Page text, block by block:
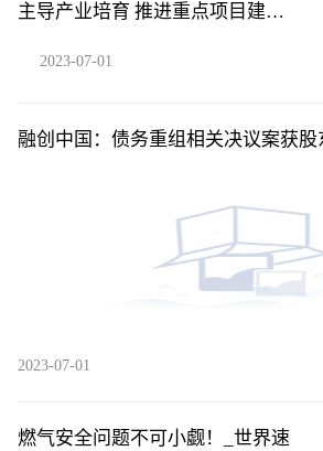
主导产业培育 推进重点项目建设
2023-07-01
融创中国：债务重组相关决议案获
2023-07-01
燃气安全问题不可小觑！_世界速